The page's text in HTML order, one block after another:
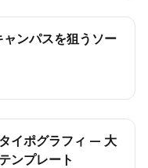
ンパスを狙うソー
イポグラフィ — 大
ンプレート